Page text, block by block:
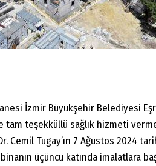
İzmir Büyükşehir Belediyesi
teşekküllü sağlık hizmeti
Cemil Tugay’ın 7 Ağustos 2024
üçüncü katında imalatlara